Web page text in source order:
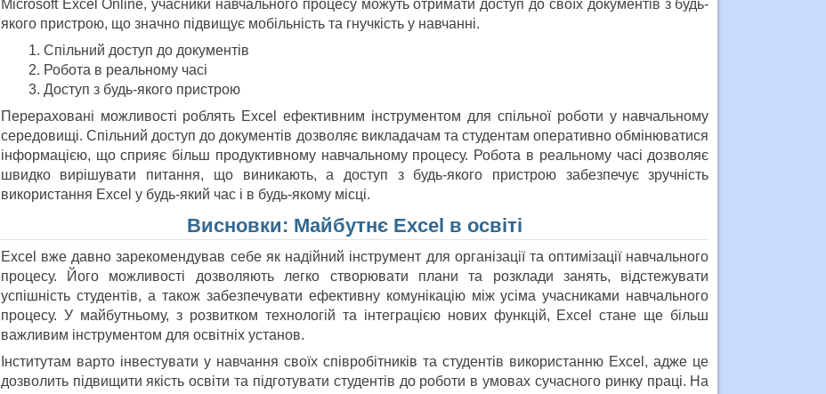
Microsoft Excel Online, учасники навчального процесу можуть отримати доступ до своїх документів з будь-
якого пристрою, що значно підвищує мобільність та гнучкість у навчанні.
Спільний доступ до документів
Робота в реальному часі
Доступ з будь-якого пристрою
Перераховані можливості роблять Excel ефективним інструментом для спільної роботи у навчальному
середовищі. Спільний доступ до документів дозволяє викладачам та студентам оперативно обмінюватися
інформацією, що сприяє більш продуктивному навчальному процесу. Робота в реальному часі дозволяє
швидко вирішувати питання, що виникають, а доступ з будь-якого пристрою забезпечує зручність
використання Excel у будь-який час і в будь-якому місці.
Висновки: Майбутнє Excel в освіті
Excel вже давно зарекомендував себе як надійний інструмент для організації та оптимізації навчального
процесу. Його можливості дозволяють легко створювати плани та розклади занять, відстежувати
успішність студентів, а також забезпечувати ефективну комунікацію між усіма учасниками навчального
процесу. У майбутньому, з розвитком технологій та інтеграцією нових функцій, Excel стане ще більш
важливим інструментом для освітніх установ.
Інститутам варто інвестувати у навчання своїх співробітників та студентів використанню Excel, адже це
дозволить підвищити якість освіти та підготувати студентів до роботи в умовах сучасного ринку праці. На